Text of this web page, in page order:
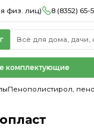
физ. лиц) 8 (8352)
комплектующие
Пенополистирол,